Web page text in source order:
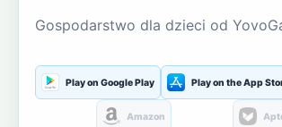
Gospodarstwo dla dzieci od
Play on Google Play Play on the App
Amazon